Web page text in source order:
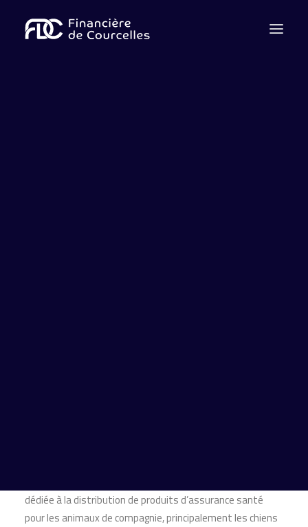
dédiée à la distribution de produits d’assurance santé
pour les animaux de compagnie, principalement les chiens